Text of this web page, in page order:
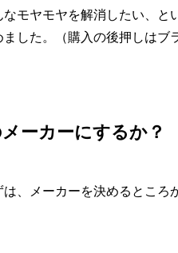
なモヤモヤを解消したい、と
ました。（購入の後押しはブ
ーカーにするか？
は、メーカーを決めるところ